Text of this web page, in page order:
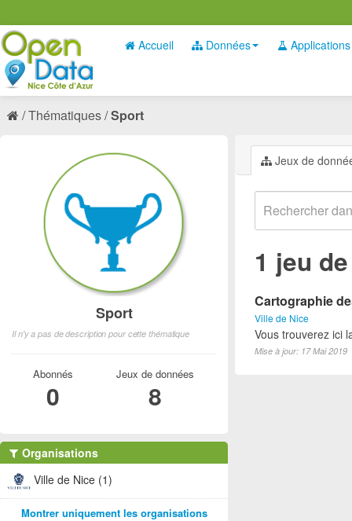
Accueil Données Applications
Thématiques Sport
Jeux de
1 jeu
Cartographie
Ville de Nice
Vous trouverez ici
Mise à jour: 17 Mai 2019
Sport
Il n'y a pas de description pour cette thématique
Abonnés
0
Jeux de données
8
Organisations
Ville de Nice (1)
Montrer uniquement les organisations